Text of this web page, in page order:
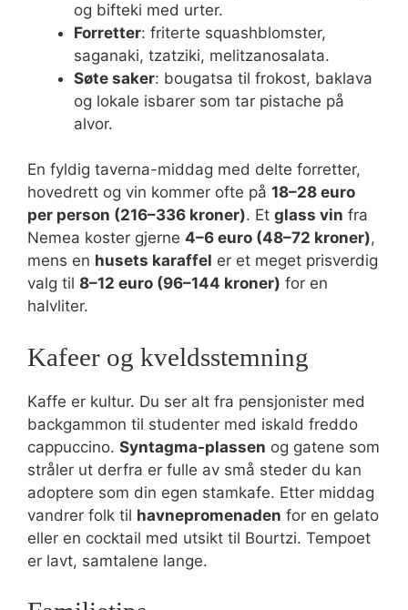
og bifteki med urter.
Forretter: friterte squashblomster,
saganaki, tzatziki, melitzanosalata.
Søte saker: bougatsa til frokost, baklava
og lokale isbarer som tar pistache på
alvor.
En fyldig taverna-middag med delte forretter,
hovedrett og vin kommer ofte på 18–28 euro
per person (216–336 kroner). Et glass vin fra
Nemea koster gjerne 4–6 euro (48–72 kroner),
mens en husets karaffel er et meget prisverdig
valg til 8–12 euro (96–144 kroner) for en
halvliter.
Kafeer og kveldsstemning
Kaffe er kultur. Du ser alt fra pensjonister med
backgammon til studenter med iskald freddo
cappuccino. Syntagma-plassen og gatene som
stråler ut derfra er fulle av små steder du kan
adoptere som din egen stamkafe. Etter middag
vandrer folk til havnepromenaden for en gelato
eller en cocktail med utsikt til Bourtzi. Tempoet
er lavt, samtalene lange.